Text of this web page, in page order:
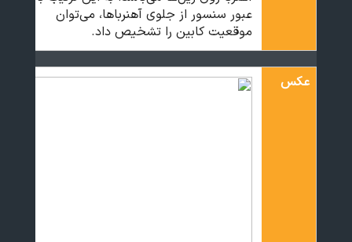
عبور سنسور از جلوی آهنرباها، می‌توان
موقعیت کابین را تشخیص داد.
عکس